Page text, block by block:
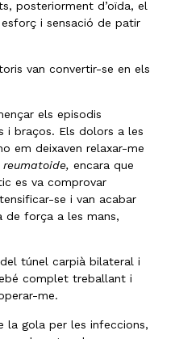
posteriorment d’oïda, el
i sensació de patir
van convertir-se en els
els episodis
i braços. Els dolors a les
em deixaven relaxar-me
reumatoide, encara que
es va comprovar
se i van acabar
de força a les mans,
túnel carpià bilateral i
complet treballant i
me.
la gola per les infeccions,